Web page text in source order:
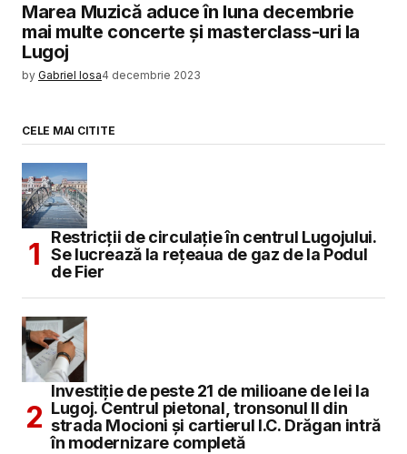
Marea Muzică aduce în luna decembrie
mai multe concerte și masterclass-uri la
Lugoj
by Gabriel Iosa4 decembrie 2023
CELE MAI CITITE
Restricții de circulație în centrul Lugojului.
Se lucrează la rețeaua de gaz de la Podul
de Fier
Investiție de peste 21 de milioane de lei la
Lugoj. Centrul pietonal, tronsonul II din
strada Mocioni și cartierul I.C. Drăgan intră
în modernizare completă